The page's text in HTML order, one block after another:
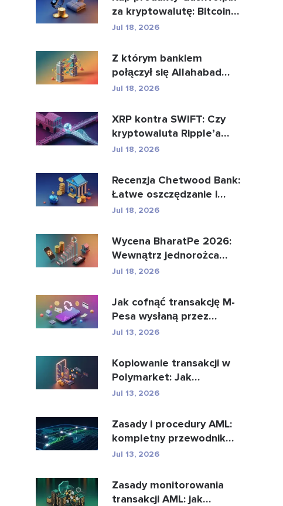
za kryptowalutę: Bitcoin,
płatności i i...
Jul 18, 2026
Z którym bankiem
połączył się Allahabad
Bank? Pełna historia...
Jul 18, 2026
XRP kontra SWIFT: Czy
kryptowaluta Ripple’a
może zastąpić glo...
Jul 18, 2026
Recenzja Chetwood Bank:
Łatwe oszczędzanie i
bezpieczna bankowo�...
Jul 18, 2026
Wycena BharatPe 2026:
Wewnątrz jednorożca
fintech o wartości 2,...
Jul 18, 2026
Jak cofnąć transakcję M-
Pesa wysłaną przez
pomyłkę
Jul 13, 2026
Kopiowanie transakcji w
Polymarket: Jak
bezpiecznie kopiować
Jul 13, 2026
Zasady i procedury AML:
kompletny przewodnik
zgodności
Jul 13, 2026
Zasady monitorowania
transakcji AML: jak